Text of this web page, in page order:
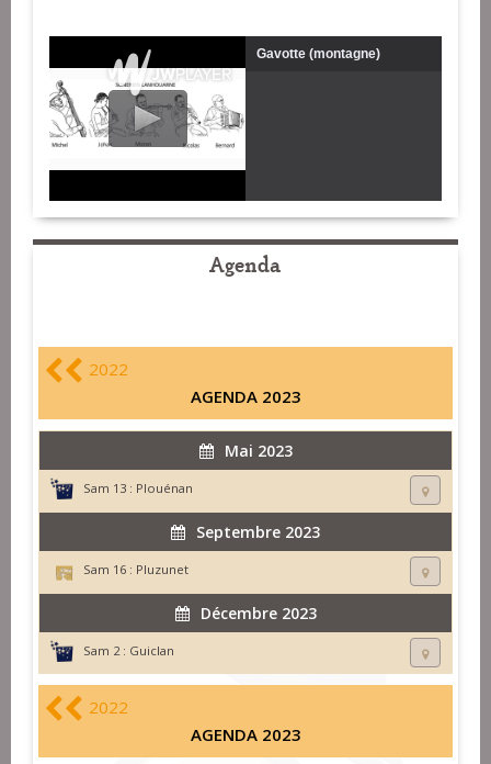
Gavotte (montagne)
Agenda
2022
AGENDA 2023
Mai 2023
Sam 13 : Plouénan
Septembre 2023
Sam 16 : Pluzunet
Décembre 2023
Sam 2 : Guiclan
2022
AGENDA 2023